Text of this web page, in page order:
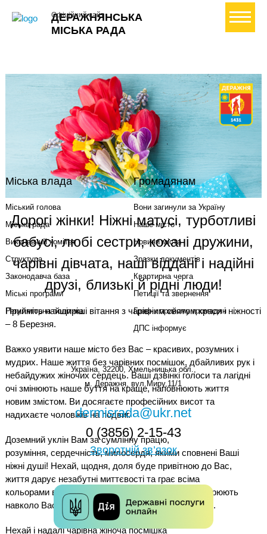
ДЕРАЖНЯНСЬКА
МІСЬКА РАДА
Офіційний сайт+ Створити петицію
Дорогі жінки! Ніжні матусі, турботливі
бабусі, любі сестри, кохані дружини,
чарівні дівчата, наші віддані і надійні
друзі, близькі й рідні люди!
Прийміть найщиріші вітання з чарівним святом краси і ніжності
– 8 Березня.
Важко уявити наше місто без Вас – красивих, розумних і
мудрих. Наше життя без чарівних посмішок, дбайливих рук і
небайдужих жіночих сердець. Ваші дзвінкі голоси та лагідні
очі змінюють наше буття на краще, наповнюють життя
новим змістом. Ви досягаєте професійних висот та
надихаєте чоловіків на подвиг.
Доземний уклін Вам за сумлінну працю,
розуміння, сердечність, милосердя, якими сповнені Ваші
ніжні душі! Нехай, щодня, доля буде привітною до Вас,
життя дарує незабутні миттєвості та грає всіма
кольорами веселки, а рідні, близькі та колеги створюють
навколо Вас ауру добра, поваги і взаєморозуміння.
Нехай і надалі чарівна жіноча посмішка
Міська влада
Міський голова
Міська рада
Виконавчий комітет
Структура
Законодавча база
Міські програми
Регуляторна політика
Громадянам
Вони загинули за Україну
Наше місто
Новини міста
Зразки документів
Квартирна черга
Петиції та звернення
Графік прийому громадян
ДПС інформує
Україна, 32200, Хмельницька обл.,
м. Деражня, вул.Миру,11/1
dermisrada@ukr.net
0 (3856) 2-15-43
Зворотній зв’язок